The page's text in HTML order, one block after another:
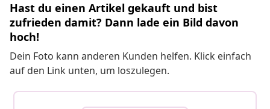
Hast du einen Artikel gekauft und bist
zufrieden damit? Dann lade ein Bild davon
hoch!
Dein Foto kann anderen Kunden helfen. Klick einfach
auf den Link unten, um loszulegen.